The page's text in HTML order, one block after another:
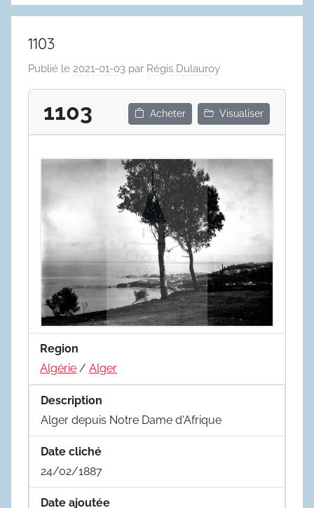
1103
Publié le 2021-01-03 par Régis Dulauroy
1103 Acheter Visualiser
Region
Algérie / Alger
Description
Alger depuis Notre Dame d'Afrique
Date cliché
24/02/1887
Date ajoutée